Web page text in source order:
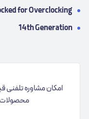
for Overclocking
14th Generation
امکان مشاوره
محصولات